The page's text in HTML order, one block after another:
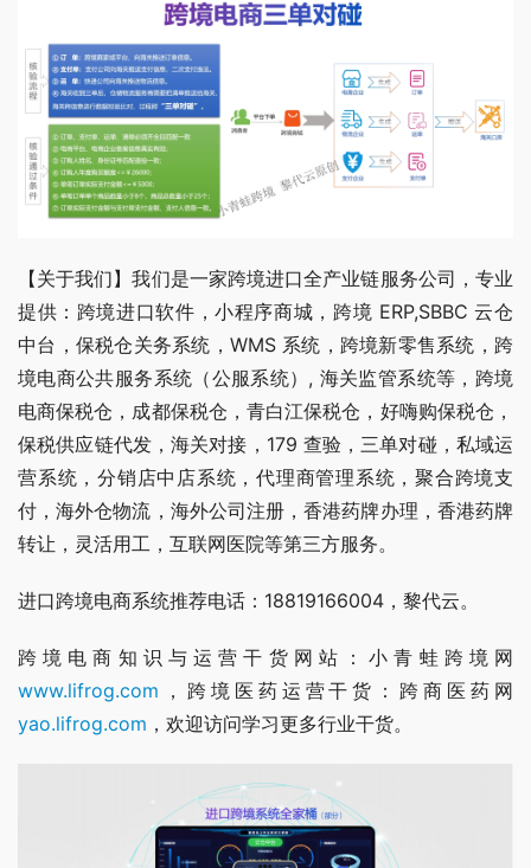
【关于我们】我们是一家跨境进口全产业链服务公司，专业
提供：跨境进口软件，小程序商城，跨境 ERP,SBBC 云仓
中台，保税仓关务系统，WMS 系统，跨境新零售系统，跨
境电商公共服务系统（公服系统）, 海关监管系统等，跨境
电商保税仓，成都保税仓，青白江保税仓，好嗨购保税仓，
保税供应链代发，海关对接，179 查验，三单对碰，私域运
营系统，分销店中店系统，代理商管理系统，聚合跨境支
付，海外仓物流，海外公司注册，香港药牌办理，香港药牌
转让，灵活用工，互联网医院等第三方服务。
进口跨境电商系统推荐电话：18819166004，黎代云。
跨境电商知识与运营干货网站：小青蛙跨境网
www.lifrog.com ，跨境医药运营干货：跨商医药网
yao.lifrog.com ，欢迎访问学习更多行业干货。